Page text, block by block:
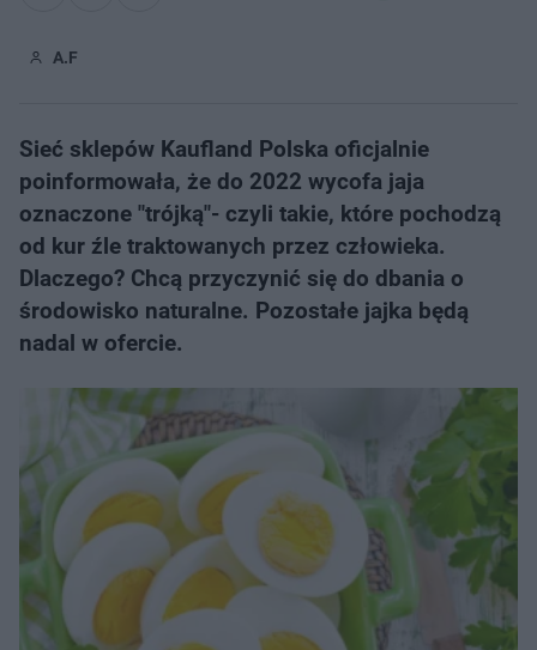
A.F
Sieć sklepów Kaufland Polska oficjalnie
poinformowała, że do 2022 wycofa jaja
oznaczone "trójką"- czyli takie, które pochodzą
od kur źle traktowanych przez człowieka.
Dlaczego? Chcą przyczynić się do dbania o
środowisko naturalne. Pozostałe jajka będą
nadal w ofercie.